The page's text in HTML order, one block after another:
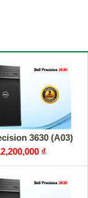
3630 (A03)
₫